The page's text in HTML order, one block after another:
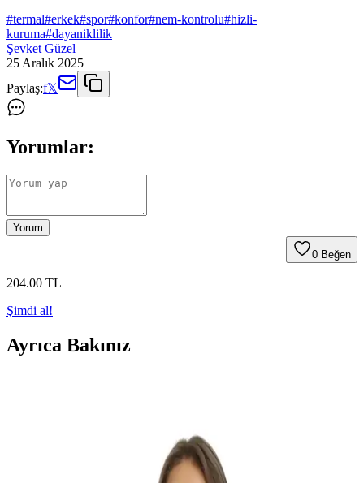
#termal#erkek#spor#konfor#nem-kontrolu#hizli-
kuruma#dayaniklilik
Şevket Güzel
25 Aralık 2025
Paylaş:f𝕏
Yorumlar:
Yorum
0 Beğen
204.00 TL
Şimdi al!
Ayrıca Bakınız
Soğuk ve karlı havalarda katmanlama, doğru kumaş seçimi ve
aksesuar kullanımıyla hem şık hem sıcak kalmanın yöntemleri
detaylı şekilde ele alınmaktadır.